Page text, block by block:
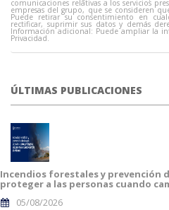
comunicaciones relativas a los servicios
empresas del grupo, que se consideren
Puede retirar su consentimiento en
rectificar, suprimir sus datos y demás
Información adicional: Puede ampliar la
Privacidad.
ÚLTIMAS PUBLICACIONES
Incendios forestales y prevención
proteger a las personas cuando
05/08/2026